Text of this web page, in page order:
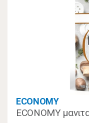
ECONOMY
ECONOMY